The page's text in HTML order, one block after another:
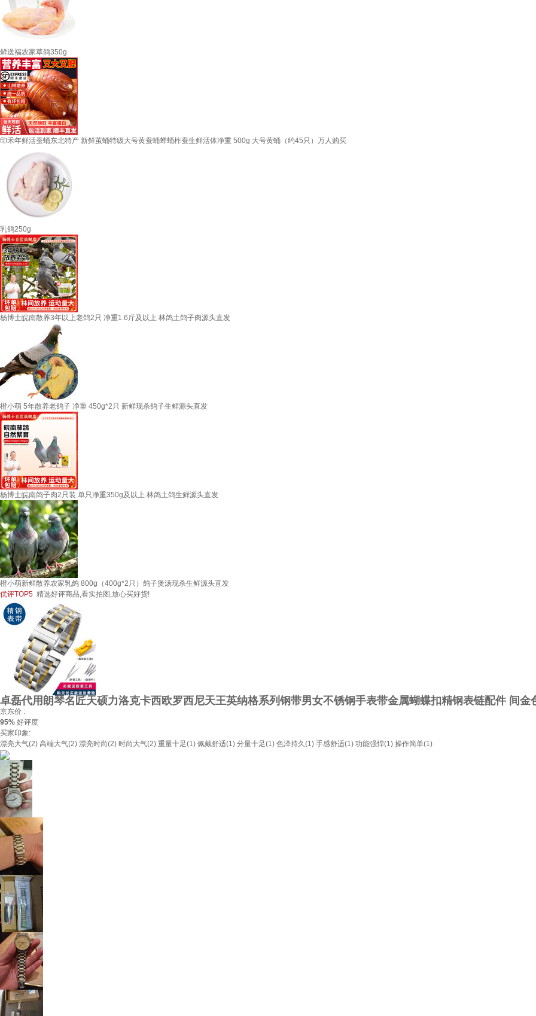
鲜送福农家草鸽350g
印禾年鲜活蚕蛹东北特产 新鲜茧蛹特级大号黄蚕蛹蝉蛹柞蚕生鲜活体净重 500g 大号黄蛹（约45只）万人购买
乳鸽250g
杨博士皖南散养3年以上老鸽2只 净重1.6斤及以上 林鸽土鸽子肉源头直发
橙小萌 5年散养老鸽子 净重 450g*2只 新鲜现杀鸽子生鲜源头直发
杨博士皖南鸽子肉2只装 单只净重350g及以上 林鸽土鸽生鲜源头直发
橙小萌新鲜散养农家乳鸽 800g（400g*2只）鸽子煲汤现杀生鲜源头直发
优评TOP5 精选好评商品,看实拍图,放心买好货!
卓磊代用朗琴名匠天硕力洛克卡西欧罗西尼天王英纳格系列钢带男女不锈钢手表带金属蝴蝶扣精钢表链配件 间金
京东价 :
95% 好评度
买家印象:
漂亮大气(2) 高端大气(2) 漂亮时尚(2) 时尚大气(2) 重量十足(1) 佩戴舒适(1) 分量十足(1) 色泽持久(1) 手感舒适(1) 功能强悍(1) 操作简单(1)